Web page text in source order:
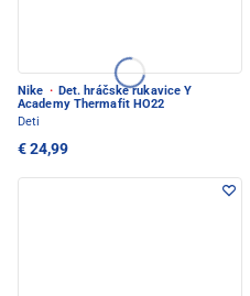
Nike · Det. hráčske rukavice Y
Academy Thermafit HO22
Deti
€ 24,99